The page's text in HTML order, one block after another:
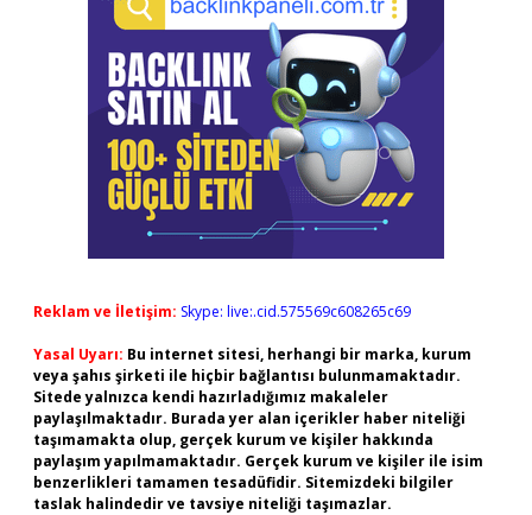
Reklam ve İletişim: Skype: live:.cid.575569c608265c69
Yasal Uyarı: Bu internet sitesi, herhangi bir marka, kurum
veya şahıs şirketi ile hiçbir bağlantısı bulunmamaktadır.
Sitede yalnızca kendi hazırladığımız makaleler
paylaşılmaktadır. Burada yer alan içerikler haber niteliği
taşımamakta olup, gerçek kurum ve kişiler hakkında
paylaşım yapılmamaktadır. Gerçek kurum ve kişiler ile isim
benzerlikleri tamamen tesadüfidir. Sitemizdeki bilgiler
taslak halindedir ve tavsiye niteliği taşımazlar.